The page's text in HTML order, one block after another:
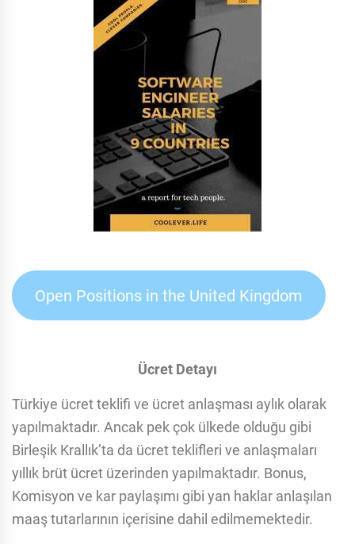
Open Positions in the United Kingdom
Ücret Detayı
Türkiye ücret teklifi ve ücret anlaşması aylık olarak
yapılmaktadır. Ancak pek çok ülkede olduğu gibi
Birleşik Krallık’ta da ücret teklifleri ve anlaşmaları
yıllık brüt ücret üzerinden yapılmaktadır. Bonus,
Komisyon ve kar paylaşımı gibi yan haklar anlaşılan
maaş tutarlarının içerisine dahil edilmemektedir.